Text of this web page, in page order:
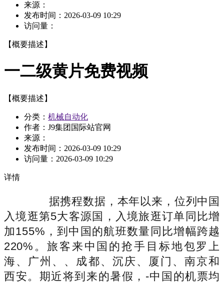
来源：
发布时间： 2026-03-09 10:29
访问量：
【概要描述】
一二级黄片免费视频
【概要描述】
分类： 机械自动化
作者：J9集团国际站官网
来源：
发布时间： 2026-03-09 10:29
访问量： 2026-03-09 10:29
详情
据携程数据，本年以来，位列中国
入境逛第5大客源国，入境旅逛订单同比增
加155%，到中国的航班数量同比增幅跨越
220%。旅客来中国的抢手目标地包罗上
海、广州、、成都、沉庆、厦门、南京和
西安。期近将到来的暑假，-中国的机票均